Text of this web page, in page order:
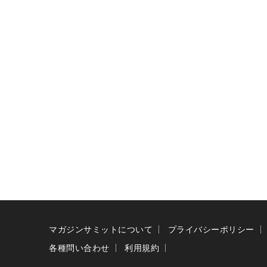
マガジンサミットについて プライバシーポリシー
各種問い合わせ
利用規約